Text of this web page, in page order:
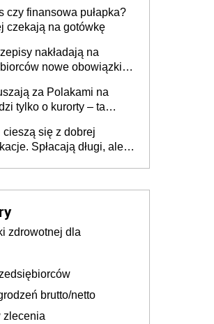
czy finansowa pułapka?
czekają na gotówkę
nakładają na
nowe obowiązki w
za Polakami na
tylko o kurorty – ta
urlop po cichu
cieszą się z dobrej
Spłacają długi, ale
zdrowotnej dla
brutto/netto
zlecenia